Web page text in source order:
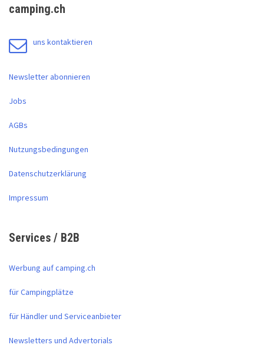
camping.ch
uns kontaktieren
Newsletter abonnieren
Jobs
AGBs
Nutzungsbedingungen
Datenschutzerklärung
Impressum
Services / B2B
Werbung auf camping.ch
für Campingplätze
für Händler und Serviceanbieter
Newsletters und Advertorials